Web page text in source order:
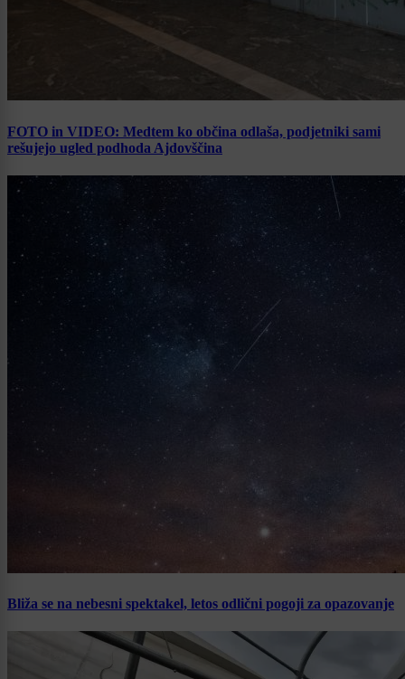
FOTO in VIDEO: Medtem ko občina odlaša, podjetniki sami
rešujejo ugled podhoda Ajdovščina
Bliža se na nebesni spektakel, letos odlični pogoji za opazovanje